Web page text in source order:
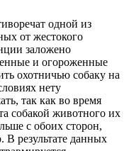
одной из
от жестокого
заложено
и огороженные
охотничью собаку на
нету
так как во время
собакой животного их
с обоих сторон,
В результате данных